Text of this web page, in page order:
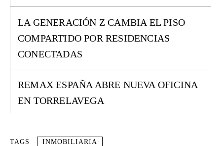
LA GENERACIÓN Z CAMBIA EL PISO
COMPARTIDO POR RESIDENCIAS
CONECTADAS
REMAX ESPAÑA ABRE NUEVA OFICINA
EN TORRELAVEGA
TAGS INMOBILIARIA